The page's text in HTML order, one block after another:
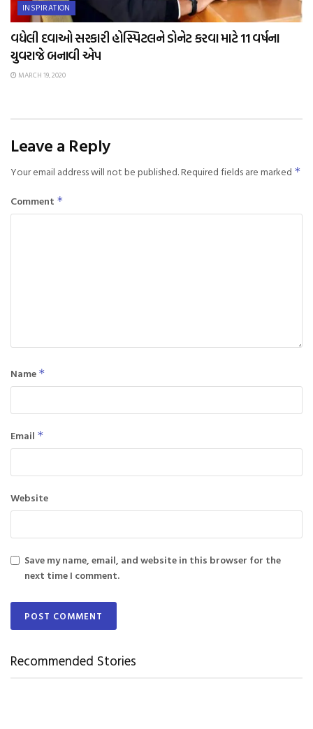
INSPIRATION
વધેલી દવાઓ સરકારી હોસ્પિટલને ડોનેટ કરવા માટે 11 વર્ષના
યુવરાજે બનાવી એપ
MARCH 19, 2020
Leave a Reply
Your email address will not be published.Required fields are marked *
Comment *
Name *
Email *
Website
Save my name, email, and website in this browser for the
next time I comment.
Recommended Stories